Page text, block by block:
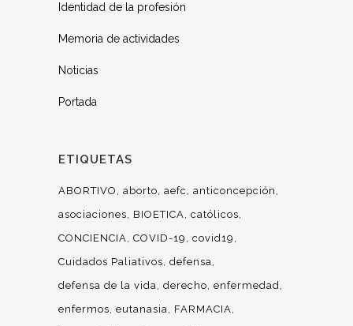
Identidad de la profesión
Memoria de actividades
Noticias
Portada
ETIQUETAS
ABORTIVO aborto aefc
anticoncepción
asociaciones
BIOETICA católicos
CONCIENCIA COVID-19
covid19
Cuidados Paliativos defensa
defensa de la vida derecho enfermedad
enfermos eutanasia
FARMACIA